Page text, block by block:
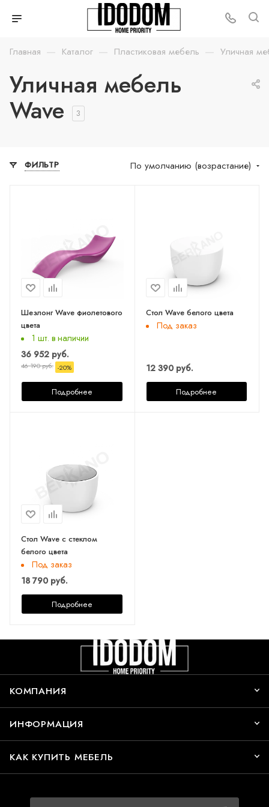
Главная — Каталог — Пластиковая мебель — Уличная
Уличная мебель
Wave 3
ФИЛЬТР По умолчанию (возрастание)
Шезлонг Wave фиолетового
цвета
1 шт. в наличии
36 952 руб.
46 190 руб. -20%
Подробнее
Стол Wave белого цвета
Под заказ
12 390 руб.
Подробнее
Стол Wave с стеклом
белого цвета
Под заказ
18 790 руб.
Подробнее
КОМПАНИЯ
ИНФОРМАЦИЯ
КАК КУПИТЬ МЕБЕЛЬ